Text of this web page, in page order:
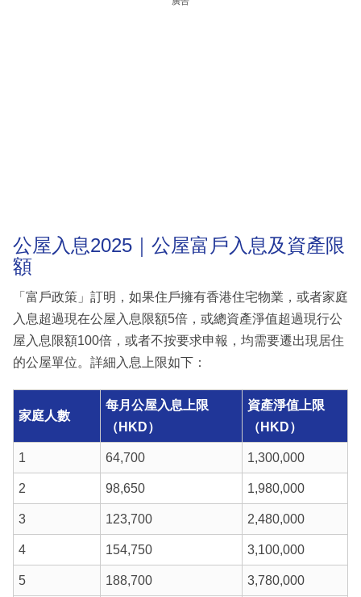
公屋入息2025｜公屋富戶入息及資產限
額
「富戶政策」訂明，如果住戶擁有香港住宅物業，或者家庭
入息超過現在公屋入息限額5倍，或總資產淨值超過現行公
屋入息限額100倍，或者不按要求申報，均需要遷出現居住
的公屋單位。詳細入息上限如下：
家庭人數
每月公屋入息上限
（HKD）
資產淨值上限
（HKD）
1 64,700 1,300,000
2 98,650 1,980,000
3 123,700 2,480,000
4 154,750 3,100,000
5 188,700 3,780,000